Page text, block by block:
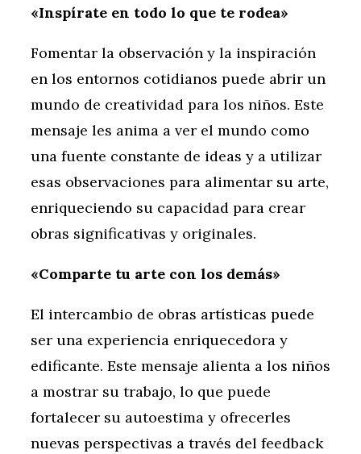
«Inspírate en todo lo que te rodea»
Fomentar la observación y la inspiración
en los entornos cotidianos puede abrir un
mundo de creatividad para los niños. Este
mensaje les anima a ver el mundo como
una fuente constante de ideas y a utilizar
esas observaciones para alimentar su arte,
enriqueciendo su capacidad para crear
obras significativas y originales.
«Comparte tu arte con los demás»
El intercambio de obras artísticas puede
ser una experiencia enriquecedora y
edificante. Este mensaje alienta a los niños
a mostrar su trabajo, lo que puede
fortalecer su autoestima y ofrecerles
nuevas perspectivas a través del feedback